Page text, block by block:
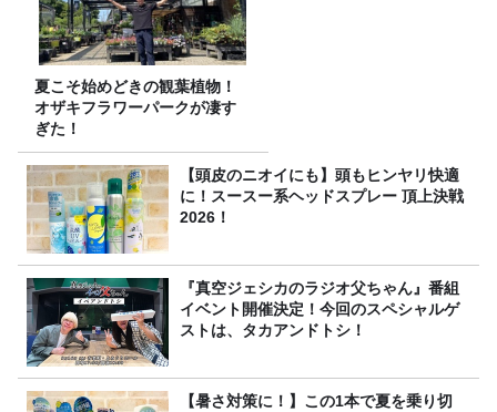
夏こそ始めどきの観葉植物！
オザキフラワーパークが凄す
ぎた！
【頭皮のニオイにも】頭もヒンヤリ快適
に！スースー系ヘッドスプレー 頂上決戦
2026！
『真空ジェシカのラジオ父ちゃん』番組
イベント開催決定！今回のスペシャルゲ
ストは、タカアンドトシ！
【暑さ対策に！】この1本で夏を乗り切